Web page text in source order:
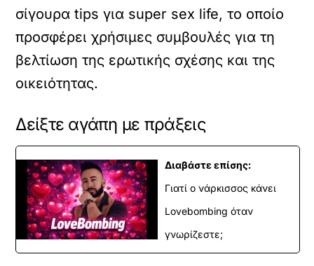
σίγουρα tips για super sex life, το οποίο
προσφέρει χρήσιμες συμβουλές για τη
βελτίωση της ερωτικής σχέσης και της
οικειότητας.
Δείξτε αγάπη με πράξεις
Διαβάστε επίσης:
Γιατί ο νάρκισσος κάνει
Lovebombing όταν
γνωρίζεστε;